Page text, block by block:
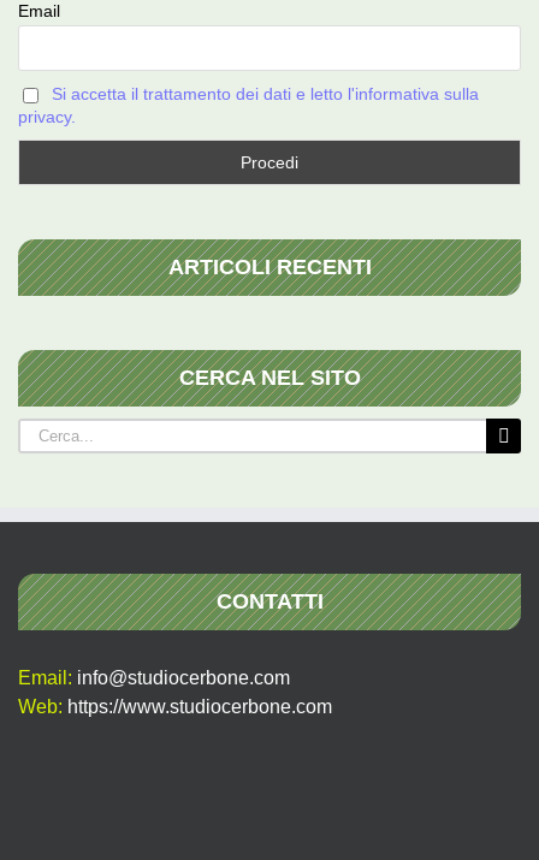
Email
Si accetta il trattamento dei dati e letto l'informativa sulla
privacy.
ARTICOLI RECENTI
CERCA NEL SITO
Cerca
per:
CONTATTI
Email: info@studiocerbone.com
Web: https://www.studiocerbone.com